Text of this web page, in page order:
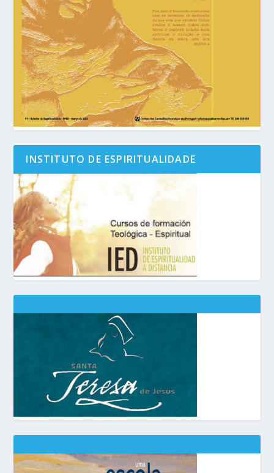
INSTITUTO DE ESPIRITUALIDADE